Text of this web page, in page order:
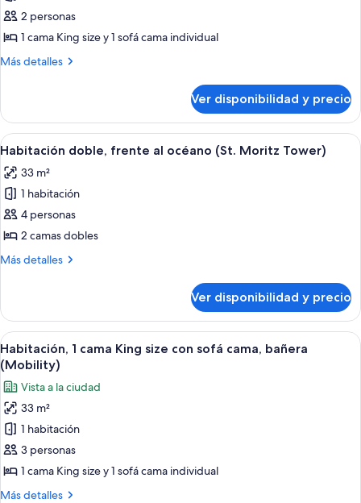
1
cama
King
sofá
cama
(St.
Moritz
Tower)
2 personas
1 cama King size y 1 sofá cama individual
Más detalles
Más
1
cama
King
con
sofá
cama
(St.
Moritz
Ver disponibilidad y precio
Ver
todas
las
fotos
de
Habitación
doble,
océano
(St.
Moritz
Tower)
1 habitación, ropa de cama de alta
7
Habitación doble, frente al océano (St. Moritz Tower)
33 m²
1 habitación
4 personas
2 camas dobles
Más detalles
Más
doble,
frente
al
océano
(St.
Moritz
Tower)
Ver disponibilidad y precio
Ver
todas
las
fotos
de
Habitación,
1
cama
King
1 habitación, ropa de cama de alta
5
Habitación, 1 cama King size con sofá cama, bañera
(Mobility)
Vista a la ciudad
33 m²
1 habitación
3 personas
1 cama King size y 1 sofá cama individual
Más detalles
Más